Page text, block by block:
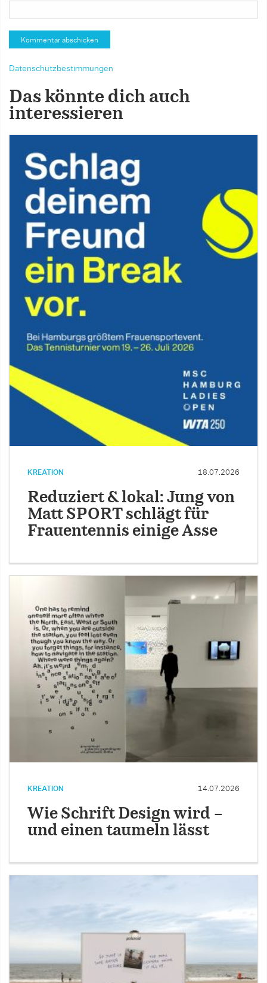
Datenschutzbestimmungen
Das könnte dich auch
interessieren
KREATION 18.07.2026
Reduziert & lokal: Jung von
Matt SPORT schlägt für
Frauentennis einige Asse
KREATION 14.07.2026
Wie Schrift Design wird –
und einen taumeln lässt